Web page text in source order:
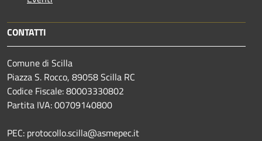
CONTATTI
Comune di Scilla
Piazza S. Rocco, 89058 Scilla RC
Codice Fiscale: 80003330802
Partita IVA: 00709140800
PEC: protocollo.scilla@asmepec.it